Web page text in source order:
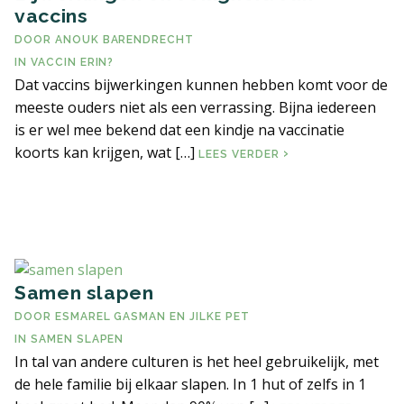
ERVARINGSBLOG
VEELGESTELDE VRAGEN
LITERATUUR EN LINKS
vaccins
DOOR ANOUK BARENDRECHT
IN VACCIN ERIN?
Dat vaccins bijwerkingen kunnen hebben komt voor de
meeste ouders niet als een verrassing. Bijna iedereen
is er wel mee bekend dat een kindje na vaccinatie
koorts kan krijgen, wat […] LEES VERDER BIJWERKINGEN EN
Samen slapen
DOOR ESMAREL GASMAN ENJILKE PET
IN SAMEN SLAPEN
In tal van andere culturen is het heel gebruikelijk, met
de hele familie bij elkaar slapen. In 1 hut of zelfs in 1